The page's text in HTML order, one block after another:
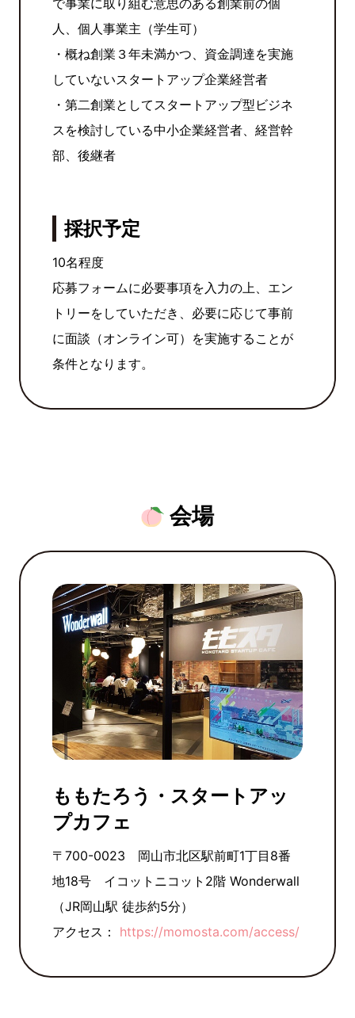
で事業に取り組む意思のある創業前の個
人、個人事業主（学生可）
・概ね創業３年未満かつ、資金調達を実施
していないスタートアップ企業経営者
・第二創業としてスタートアップ型ビジネ
スを検討している中小企業経営者、経営幹
部、後継者
採択予定
10名程度
応募フォームに必要事項を入力の上、エン
トリーをしていただき、必要に応じて事前
に面談（オンライン可）を実施することが
条件となります。
会場
ももたろう・スタートアッ
プカフェ
〒700-0023 岡山市北区駅前町1丁目8番
地18号 イコットニコット2階 Wonderwall
（JR岡山駅 徒歩約5分）
アクセス： https://momosta.com/access/